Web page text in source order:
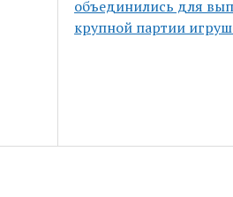
объединились для
крупной партии